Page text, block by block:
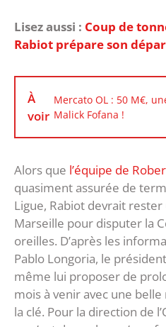
Lisez aussi : Coup de
Rabiot prépare son
À
voir
Mercato OL : 50 M€,
Malick Fofana !
Alors que l’équipe de
quasiment assurée de
Ligue, Rabiot devrait rester
Marseille pour disputer la
oreilles. D’après les
Pablo Longoria, le
même lui proposer de
mois à venir avec une
la clé. Pour la direction de